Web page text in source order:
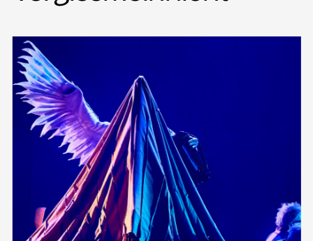
Über uns
Haus
Partner
Aktuelles
Presse
Merch
Rückschau